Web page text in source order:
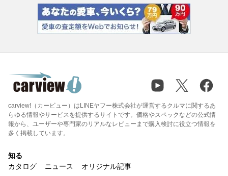
carview!（カービュー）はLINEヤフー株式会社が運営するクルマに関するあ
らゆる情報やサービスを提供するサイトです。価格やスペックなどの公式情
報から、ユーザーや専門家のリアルなレビューまで購入検討に役立つ情報を
多く掲載しています。
知る
カタログ
ニュース オリジナル記事